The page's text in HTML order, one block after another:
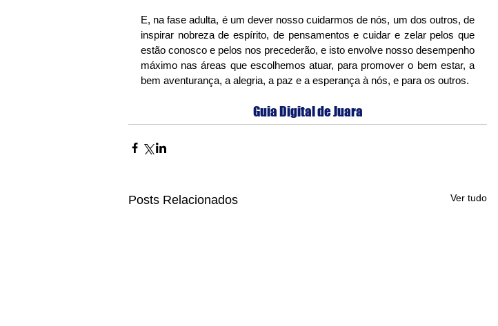
E, na fase adulta, é um dever nosso cuidarmos de nós, um dos outros, de
inspirar nobreza de espírito, de pensamentos e cuidar e zelar pelos que
estão conosco e pelos nos precederão, e isto envolve nosso desempenho
máximo nas áreas que escolhemos atuar, para promover o bem estar, a
bem aventurança, a alegria, a paz e a esperança à nós, e para os outros.
Guia Digital de Juara
Posts Relacionados Ver tudo